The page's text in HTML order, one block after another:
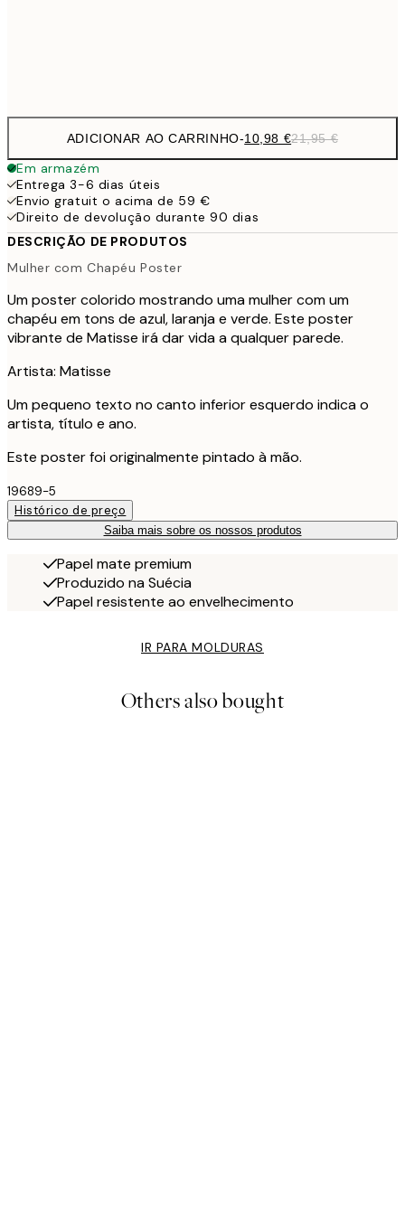
ADICIONAR AO CARRINHO-10,98 €21,95 €
Em armazém
Entrega 3-6 dias úteis
Envio gratuit o acima de 59 €
Direito de devolução durante 90 dias
DESCRIÇÃO DE PRODUTOS
Mulher com Chapéu Poster
Um poster colorido mostrando uma mulher com um
chapéu em tons de azul, laranja e verde. Este poster
vibrante de Matisse irá dar vida a qualquer parede.
Artista: Matisse
Um pequeno texto no canto inferior esquerdo indica o
artista, título e ano.
Este poster foi originalmente pintado à mão.
19689-5
Histórico de preço
Saiba mais sobre os nossos produtos
Papel mate premium
Produzido na Suécia
Papel resistente ao envelhecimento
IR PARA MOLDURAS
Others also bought